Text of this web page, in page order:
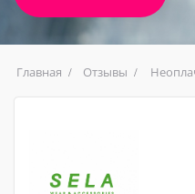
Главная Отзывы